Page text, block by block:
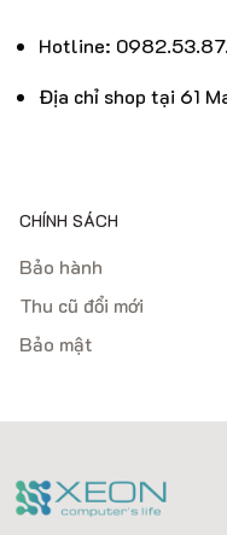
Hotline:
Địa chỉ shop tại 61
CHÍNH SÁCH
Bảo hành
Thu cũ đổi mới
Bảo mật